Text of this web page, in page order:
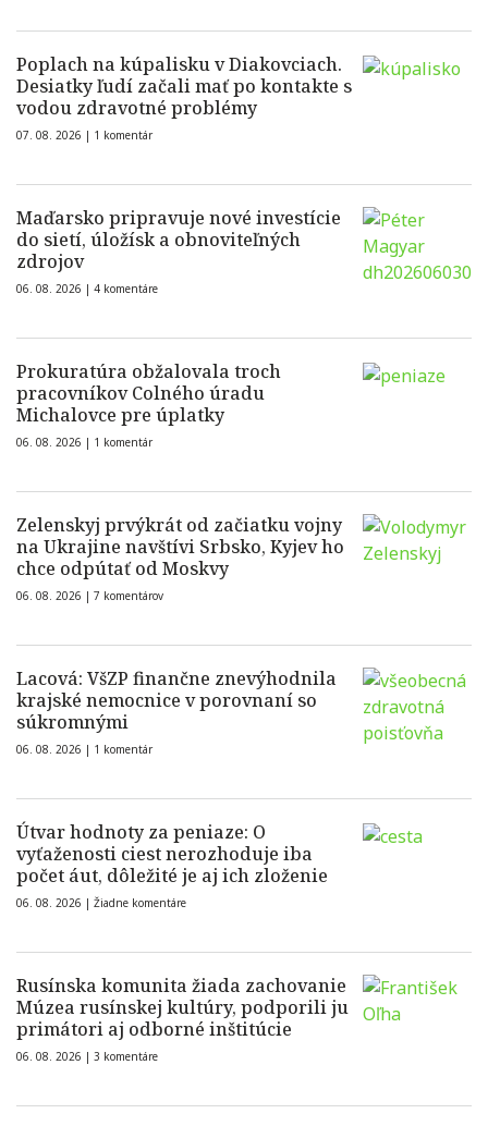
Poplach na kúpalisku v Diakovciach.
Desiatky ľudí začali mať po kontakte s
vodou zdravotné problémy
07. 08. 2026 | 1 komentár
Maďarsko pripravuje nové investície
do sietí, úložísk a obnoviteľných
zdrojov
06. 08. 2026 | 4 komentáre
Prokuratúra obžalovala troch
pracovníkov Colného úradu
Michalovce pre úplatky
06. 08. 2026 | 1 komentár
Zelenskyj prvýkrát od začiatku vojny
na Ukrajine navštívi Srbsko, Kyjev ho
chce odpútať od Moskvy
06. 08. 2026 | 7 komentárov
Lacová: VšZP finančne znevýhodnila
krajské nemocnice v porovnaní so
súkromnými
06. 08. 2026 | 1 komentár
Útvar hodnoty za peniaze: O
vyťaženosti ciest nerozhoduje iba
počet áut, dôležité je aj ich zloženie
06. 08. 2026 | Žiadne komentáre
Rusínska komunita žiada zachovanie
Múzea rusínskej kultúry, podporili ju
primátori aj odborné inštitúcie
06. 08. 2026 | 3 komentáre